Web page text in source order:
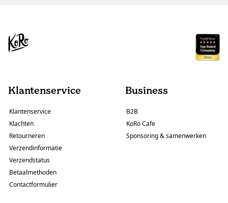
Klantenservice
Klantenservice
Klachten
Retourneren
Verzendinformatie
Verzendstatus
Betaalmethoden
Contactformulier
Business
B2B
KoRo Cafe
Sponsoring & samenwerken